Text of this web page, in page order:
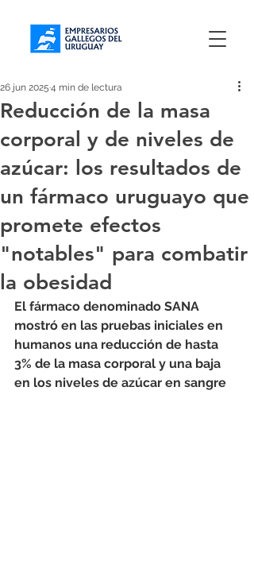
Reducción de la masa
corporal y de niveles de
azúcar: los resultados de
un fármaco uruguayo que
promete efectos
"notables" para combatir
la obesidad
26 jun 2025 4 min de lectura
El fármaco denominado SANA
mostró en las pruebas iniciales en
humanos una reducción de hasta
3% de la masa corporal y una baja
en los niveles de azúcar en sangre